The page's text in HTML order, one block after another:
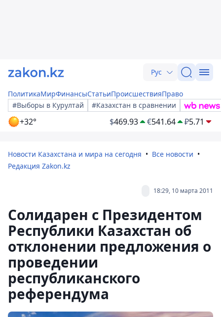
Рус
ПолитикаМирФинансыСтатьиПроисшествияПраво
#Выборы в Курултай
#Казахстан в сравнении
+32° $469.93 €541.64 ₽5.71
Новости Казахстана и мира на сегодня
Все новости
Редакция Zakon.kz
18:29, 10 марта 2011
Солидарен с Президентом
Республики Казахстан об
отклонении предложения о
проведении
республиканского
референдума